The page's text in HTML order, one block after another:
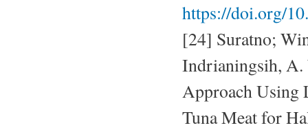
https://doi.org/
[24] Suratno;
Indrianingsih, A.
Approach Using
Tuna Meat for